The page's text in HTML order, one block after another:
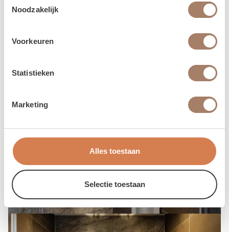
Noodzakelijk
Voorkeuren
Statistieken
Marketing
Alles toestaan
Selectie toestaan